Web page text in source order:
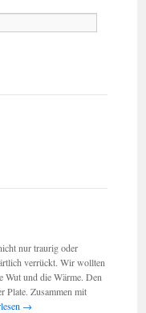
nur traurig oder
verrückt. Wir wollten
Wut und die Wärme. Den
Plate. Zusammen mit
→